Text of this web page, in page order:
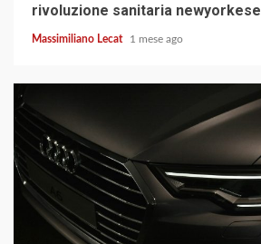
rivoluzione sanitaria newyorkese
Massimiliano Lecat 1 mese ago